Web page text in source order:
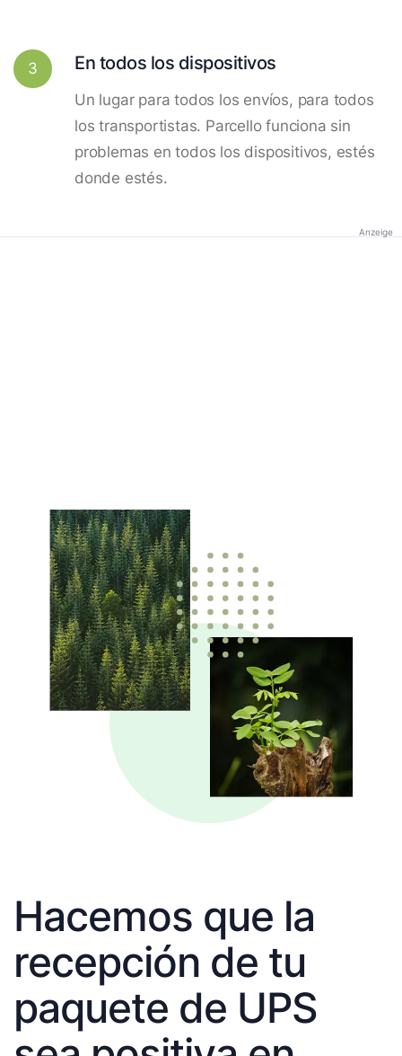
3 En todos los dispositivos
Un lugar para todos los envíos, para todos
los transportistas. Parcello funciona sin
problemas en todos los dispositivos, estés
donde estés.
Anzeige
Hacemos que la
recepción de tu
paquete de UPS